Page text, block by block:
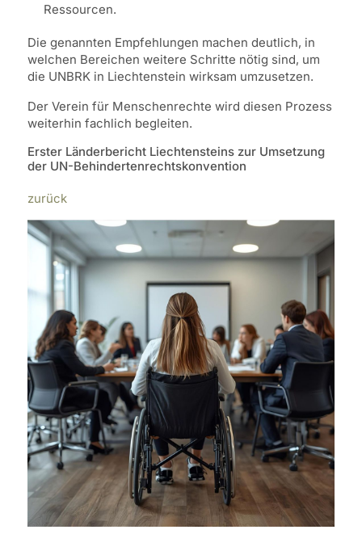
Ressourcen.
Die genannten Empfehlungen machen deutlich, in
welchen Bereichen weitere Schritte nötig sind, um
die UNBRK in Liechtenstein wirksam umzusetzen.
Der Verein für Menschenrechte wird diesen Prozess
weiterhin fachlich begleiten.
Erster Länderbericht Liechtensteins zur Umsetzung
der UN-Behindertenrechtskonvention
zurück